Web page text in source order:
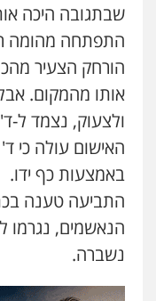
חמורה
עו"ד
משרד
שבתגובה היכה
התפתחה מהומה
הורחק הצעיר
אותו מהמקום.
ולצעוק, נצמד ל-ד'
האישום עולה כי
באמצעות כף ידו.
התביעה טענה
הנאשמים, נגרמו
נשברה.